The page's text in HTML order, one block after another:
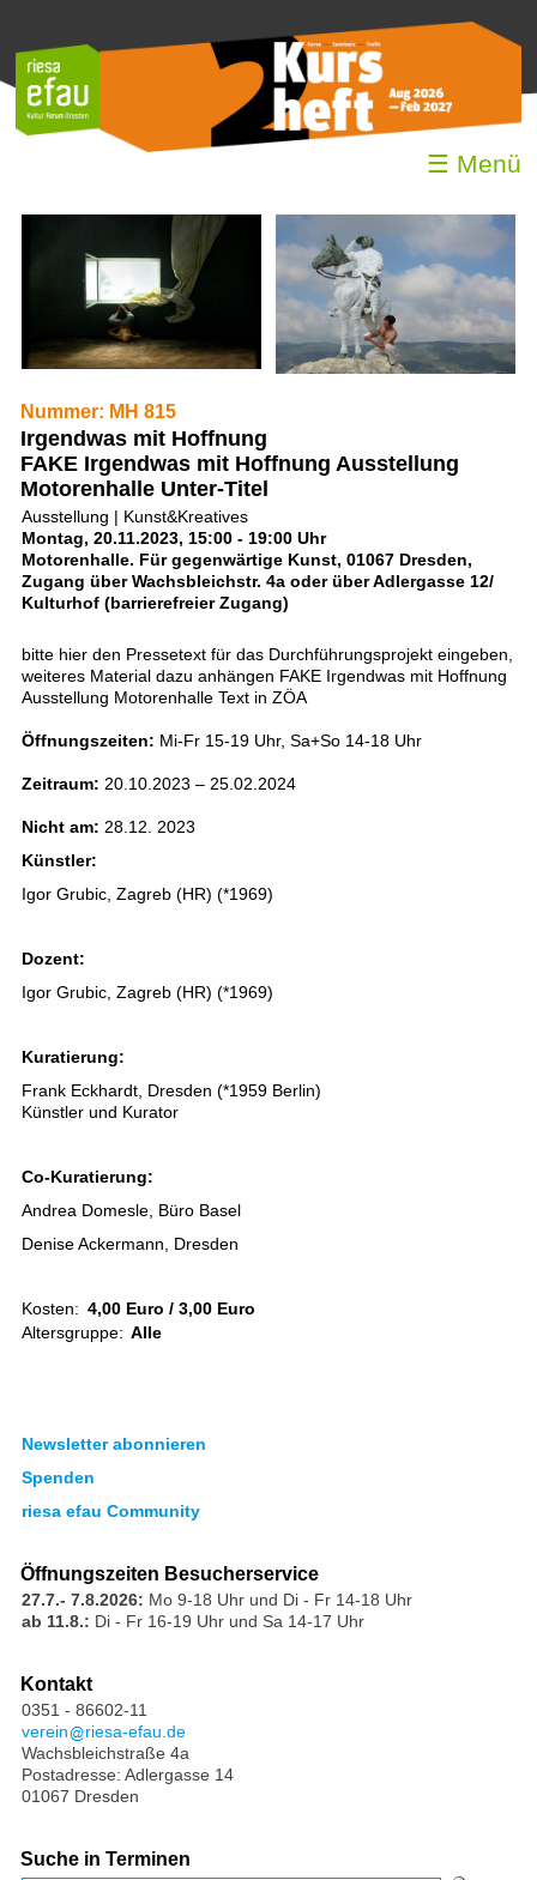
☰ Menü
Nummer: MH 815
Irgendwas mit Hoffnung
FAKE Irgendwas mit Hoffnung Ausstellung
Motorenhalle Unter-Titel
Ausstellung | Kunst&Kreatives
Montag, 20.11.2023, 15:00 - 19:00 Uhr
Motorenhalle. Für gegenwärtige Kunst, 01067 Dresden,
Zugang über Wachsbleichstr. 4a oder über Adlergasse 12/
Kulturhof (barrierefreier Zugang)
bitte hier den Pressetext für das Durchführungsprojekt eingeben,
weiteres Material dazu anhängen FAKE Irgendwas mit Hoffnung
Ausstellung Motorenhalle Text in ZÖA
Öffnungszeiten: Mi-Fr 15-19 Uhr, Sa+So 14-18 Uhr
Zeitraum: 20.10.2023 – 25.02.2024
Nicht am: 28.12. 2023
Künstler:
Igor Grubic, Zagreb (HR) (*1969)
Dozent:
Igor Grubic, Zagreb (HR) (*1969)
Kuratierung:
Frank Eckhardt, Dresden (*1959 Berlin)
Künstler und Kurator
Co-Kuratierung:
Andrea Domesle, Büro Basel
Denise Ackermann, Dresden
Kosten: 4,00 Euro / 3,00 Euro
Altersgruppe: Alle
Newsletter abonnieren
Spenden
riesa efau Community
Öffnungszeiten Besucherservice
27.7.- 7.8.2026: Mo 9-18 Uhr und Di - Fr 14-18 Uhr
ab 11.8.: Di - Fr 16-19 Uhr und Sa 14-17 Uhr
Kontakt
0351 - 86602-11
verein
riesa-efau.de
Wachsbleichstraße 4a
Postadresse: Adlergasse 14
01067 Dresden
Suche in Terminen